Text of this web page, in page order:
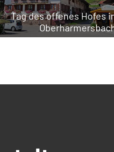
Tag des offenes Hofes